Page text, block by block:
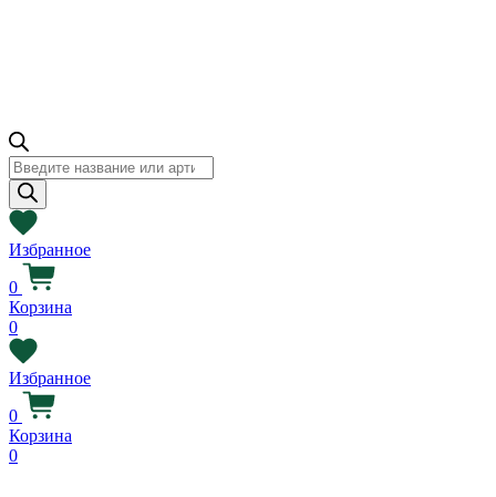
Поиск
товаров
Избранное
0
Корзина
0
Избранное
0
Корзина
0